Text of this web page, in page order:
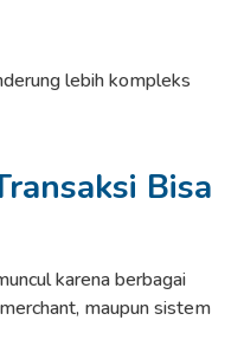
lebih kompleks
Bisa
karena berbagai
maupun sistem